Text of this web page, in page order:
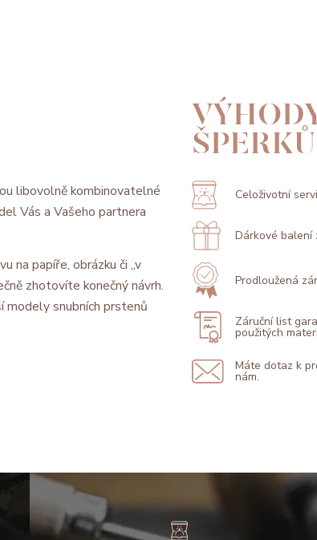
libovolně kombinovatelné
Vás a Vašeho partnera
na papíře, obrázku či „v
zhotovíte konečný návrh.
modely snubních prstenů
Celoživotní
Dárkové balení
Prodloužená
Záruční list
použitých
Máte dotaz k
nám.